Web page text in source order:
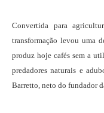
Convertida para
transformação levou uma
produz hoje cafés sem a
predadores naturais e
Barretto, neto do fundador